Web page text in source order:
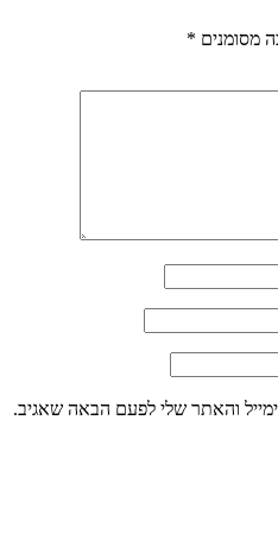
מסומנים *
והאתר שלי לפעם הבאה שאגיב.